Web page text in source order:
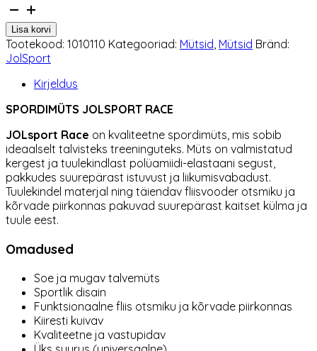
Spordimüts
JOLsport
Race
roheline
kogus
Lisa korvi
Tootekood: 1010110 Kategooriad: Mütsid, Mütsid Bränd:
JolSport
Kirjeldus
SPORDIMÜTS JOLSPORT RACE
JOLsport Race on kvaliteetne spordimüts, mis sobib
ideaalselt talvisteks treeninguteks. Müts on valmistatud
kergest ja tuulekindlast polüamiidi-elastaani segust,
pakkudes suurepärast istuvust ja liikumisvabadust.
Tuulekindel materjal ning täiendav fliisvooder otsmiku ja
kõrvade piirkonnas pakuvad suurepärast kaitset külma ja
tuule eest.
Omadused
Soe ja mugav talvemüts
Sportlik disain
Funktsionaalne fliis otsmiku ja kõrvade piirkonnas
Kiiresti kuivav
Kvaliteetne ja vastupidav